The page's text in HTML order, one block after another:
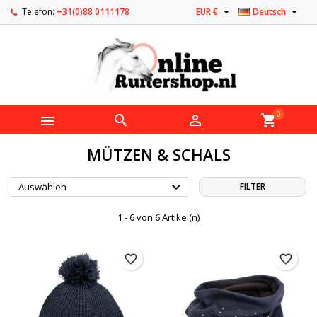
Telefon: +31(0)88 0111178 Deutsch 
EUR € 
   shopping_cart0
MÜTZEN & SCHALS
Auswählen  FILTER
1 - 6 von 6 Artikel(n)
favorite_border favorite_border